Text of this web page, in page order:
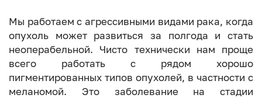
Мы работаем с агрессивными видами рака, когда
опухоль может развиться за полгода и стать
неоперабельной. Чисто технически нам проще
всего работать с рядом хорошо
пигментированных типов опухолей, в частности с
меланомой. Это заболевание на стадии